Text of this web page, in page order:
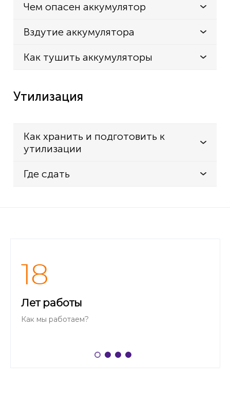
Чем опасен аккумулятор
Вздутие аккумулятора
Как тушить аккумуляторы
Утилизация
Как хранить и подготовить к
утилизации
Где сдать
18
Лет работы
Как мы работаем?